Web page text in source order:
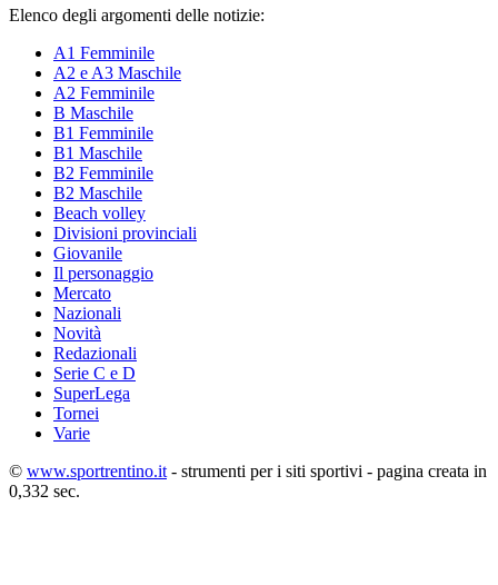
Elenco degli argomenti delle notizie:
A1 Femminile
A2 e A3 Maschile
A2 Femminile
B Maschile
B1 Femminile
B1 Maschile
B2 Femminile
B2 Maschile
Beach volley
Divisioni provinciali
Giovanile
Il personaggio
Mercato
Nazionali
Novità
Redazionali
Serie C e D
SuperLega
Tornei
Varie
© www.sportrentino.it - strumenti per i siti sportivi - pagina creata in
0,332 sec.